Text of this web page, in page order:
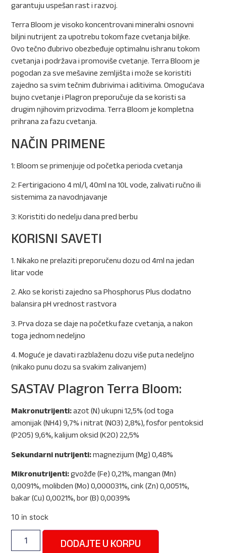
garantuju uspešan rast i razvoj.
Terra Bloom je visoko koncentrovani mineralni osnovni
biljni nutrijent za upotrebu tokom faze cvetanja biljke.
Ovo tečno đubrivo obezbeđuje optimalnu ishranu tokom
cvetanja i podržava i promoviše cvetanje. Terra Bloom je
pogodan za sve mešavine zemljišta i može se koristiti
zajedno sa svim tečnim đubrivima i aditivima. Omogućava
bujno cvetanje i Plagron preporučuje da se koristi sa
drugim njihovim prizvodima. Terra Bloom je kompletna
prihrana za fazu cvetanja.
NAČIN PRIMENE
1: Bloom se primenjuje od početka perioda cvetanja
2: Fertirigaciono 4 ml/l, 40ml na 10L vode, zalivati ručno ili
sistemima za navodnjavanje
3: Koristiti do nedelju dana pred berbu
KORISNI SAVETI
1. Nikako ne prelaziti preporučenu dozu od 4ml na jedan
litar vode
2. Ako se koristi zajedno sa Phosphorus Plus dodatno
balansira pH vrednost rastvora
3. Prva doza se daje na početku faze cvetanja, a nakon
toga jednom nedeljno
4. Moguće je davati razblaženu dozu više puta nedeljno
(nikako punu dozu sa svakim zalivanjem)
SASTAV Plagron Terra Bloom:
Makronutrijenti:azot (N) ukupni 12,5% (od toga
amonijak (NH4) 9,7% i nitrat (NO3) 2,8%), fosfor pentoksid
(P2O5) 9,6%, kalijum oksid (K2O) 22,5%
Sekundarni nutrijenti:magnezijum (Mg) 0,48%
Mikronutrijenti:gvožđe (Fe) 0,21%, mangan (Mn)
0,0091%, molibden (Mo) 0,000031%, cink (Zn) 0,0051%,
bakar (Cu) 0,0021%, bor (B) 0,0039%
10 in stock
DODAJTE U KORPU